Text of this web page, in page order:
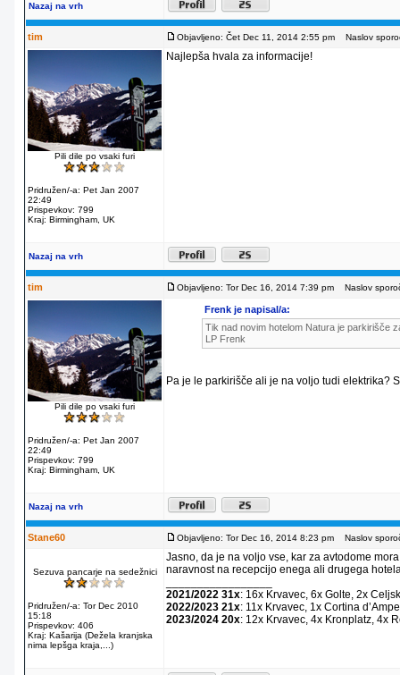
Nazaj na vrh
tim Objavljeno: Čet Dec 11, 2014 2:55 pm Naslov
Pili dile po vsaki furi
Pridružen/-a: Pet Jan 2007
22:49
Prispevkov: 799
Kraj: Birmingham, UK
Najlepša hvala za informacije!
Nazaj na vrh
tim Objavljeno: Tor Dec 16, 2014 7:39 pm Naslov
Pili dile po vsaki furi
Pridružen/-a: Pet Jan 2007
22:49
Prispevkov: 799
Kraj: Birmingham, UK
Frenk je napisal/a:
Tik nad novim hotelom Natura je parkirišče
LP Frenk
Pa je le parkirišče ali je na voljo tudi elektrika?
Nazaj na vrh
Stane60 Objavljeno: Tor Dec 16, 2014 8:23 pm Naslov
Sezuva pancarje na sedežnici
Pridružen/-a: Tor Dec 2010
15:18
Prispevkov: 406
Kraj: Kašarija (Dežela kranjska
nima lepšga kraja,...)
Jasno, da je na voljo vse, kar za avtodome
naravnost na recepcijo enega ali drugega
2021/2022 31x: 16x Krvavec, 6x Golte, 2x
2022/2023 21x: 11x Krvavec, 1x Cortina
2023/2024 20x: 12x Krvavec, 4x Kronplatz, 4x